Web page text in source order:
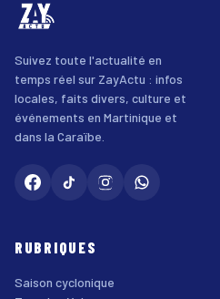
Suivez toute l'actualité en
temps réel sur ZayActu : infos
locales, faits divers, culture et
événements en Martinique et
dans la Caraïbe.
RUBRIQUES
Saison cyclonique